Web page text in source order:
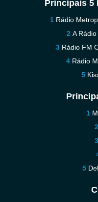
Principais 5
Rádio
A
Rádio FM
Rádio